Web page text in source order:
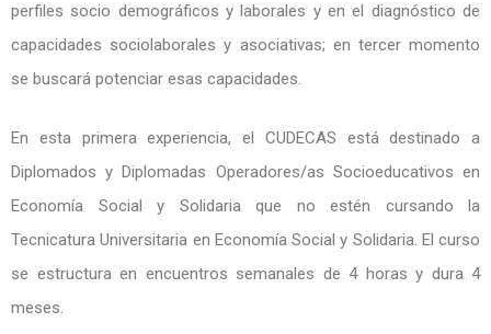
perfiles socio demográficos y laborales y en el diagnóstico de
capacidades sociolaborales y asociativas; en tercer momento
se buscará potenciar esas capacidades.
En esta primera experiencia, el CUDECAS está destinado a
Diplomados y Diplomadas Operadores/as Socioeducativos en
Economía Social y Solidaria que no estén cursando la
Tecnicatura Universitaria en Economía Social y Solidaria. El curso
se estructura en encuentros semanales de 4 horas y dura 4
meses.